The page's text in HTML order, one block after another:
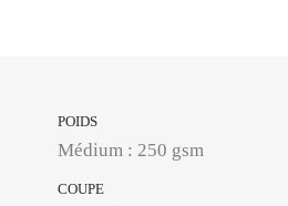
POIDS
Médium : 250 gsm
COUPE